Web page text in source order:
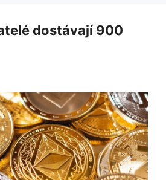
dostávají 900